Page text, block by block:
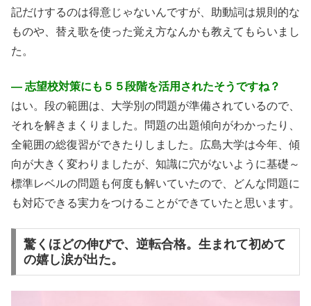
記だけするのは得意じゃないんですが、助動詞は規則的な
ものや、替え歌を使った覚え方なんかも教えてもらいまし
た。
― 志望校対策にも５５段階を活用されたそうですね？
はい。段の範囲は、大学別の問題が準備されているので、
それを解きまくりました。問題の出題傾向がわかったり、
全範囲の総復習ができたりしました。広島大学は今年、傾
向が大きく変わりましたが、知識に穴がないように基礎～
標準レベルの問題も何度も解いていたので、どんな問題に
も対応できる実力をつけることができていたと思います。
驚くほどの伸びで、逆転合格。生まれて初めて
の嬉し涙が出た。